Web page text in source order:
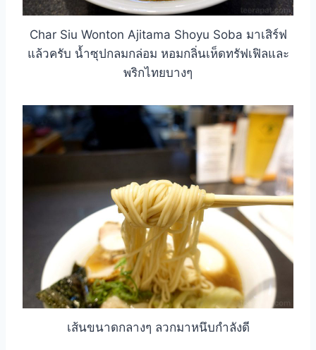
Char Siu Wonton Ajitama Shoyu Soba มาเสิร์ฟ
แล้วครับ น้ำซุปกลมกล่อม หอมกลิ่นเห็ดทรัฟเฟิลและ
พริกไทยบางๆ
เส้นขนาดกลางๆ ลวกมาหนึบกำลังดี